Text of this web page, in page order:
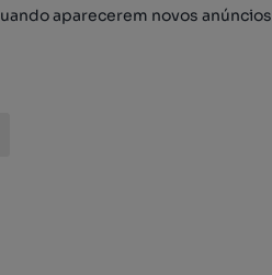
aparecerem novos anúncios